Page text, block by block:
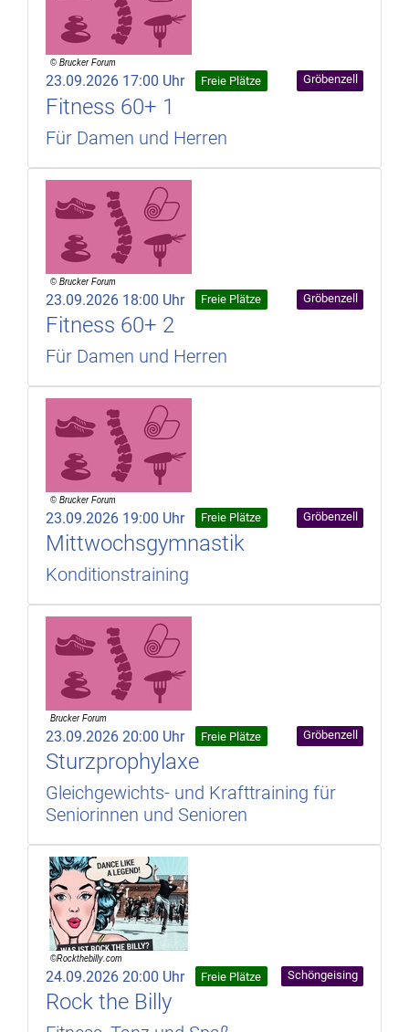
23.09.2026 17:00 Uhr Freie Plätze Gröbenzell
Fitness 60+ 1
Für Damen und Herren
23.09.2026 18:00 Uhr Freie Plätze Gröbenzell
Fitness 60+ 2
Für Damen und Herren
23.09.2026 19:00 Uhr Freie Plätze Gröbenzell
Mittwochsgymnastik
Konditionstraining
23.09.2026 20:00 Uhr Freie Plätze Gröbenzell
Sturzprophylaxe
Gleichgewichts- und Krafttraining für
Seniorinnen und Senioren
24.09.2026 20:00 Uhr Freie Plätze Schöngeising
Rock the Billy